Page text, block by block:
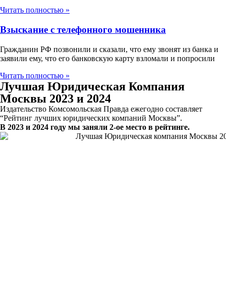
Читать полностью »
Взыскание с телефонного мошенника
Гражданин РФ позвонили и сказали, что ему звонят из банка и
заявили ему, что его банковскую карту взломали и попросили
Читать полностью »
Лучшая Юридическая Компания
Москвы 2023 и 2024
Издательство Комсомольская Правда ежегодно составляет
“Рейтинг лучших юридических компаний Москвы”.
В 2023 и 2024 году мы заняли 2-ое место в рейтинге.